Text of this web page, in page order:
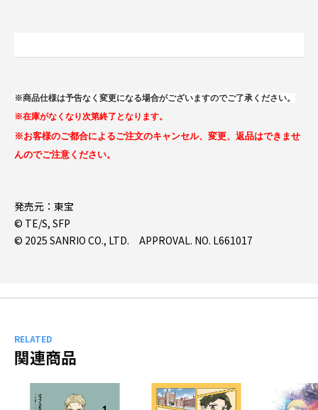
※商品仕様は予告なく変更になる場合がございますのでご了承ください。
※在庫がなくなり次第終了となります。
※お客様のご都合によるご注文のキャンセル、変更、返品はできませ
んのでご注意ください。
発売元：東宝
© TE/S, SFP
© 2025 SANRIO CO., LTD. APPROVAL. NO. L661017
RELATED
関連商品